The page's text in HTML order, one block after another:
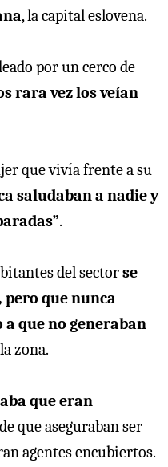
, la capital eslovena.
por un cerco de
rara vez los veían
que vivía frente a su
saludaban a nadie y
.
del sectorse
que nunca
que no generaban
zona.
que eran
que aseguraban ser
agentes encubiertos.